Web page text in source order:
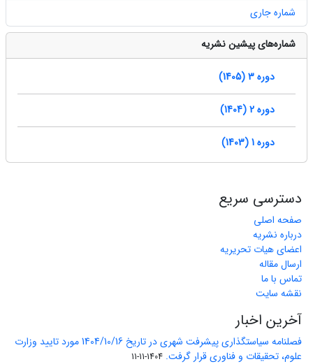
شماره جاری
شماره‌های پیشین نشریه
دوره 3 (1405)
دوره 2 (1404)
دوره 1 (1403)
دسترسی سریع
صفحه اصلی
درباره نشریه
اعضای هیات تحریریه
ارسال مقاله
تماس با ما
نقشه سایت
آخرین اخبار
فصلنامه سیاستگذاری پیشرفت شهری در تاریخ 1404/10/16 مورد تایید وزارت
علوم، تحقیقات و فناوری قرار گرفت. 1404-11-11